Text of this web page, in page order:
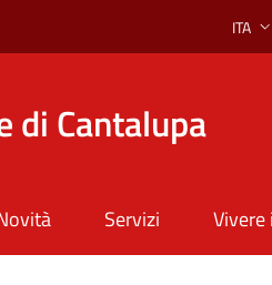
ITA
di Cantalupa
Servizi Vivere